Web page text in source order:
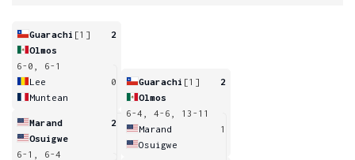
Guarachi [1]
2
Olmos
6-0, 6-1
Lee
0
Muntean
Marand
2
Osuigwe
6-1, 6-4
Guarachi [1]
2
Olmos
6-4, 4-6, 13-11
Marand
1
Osuigwe